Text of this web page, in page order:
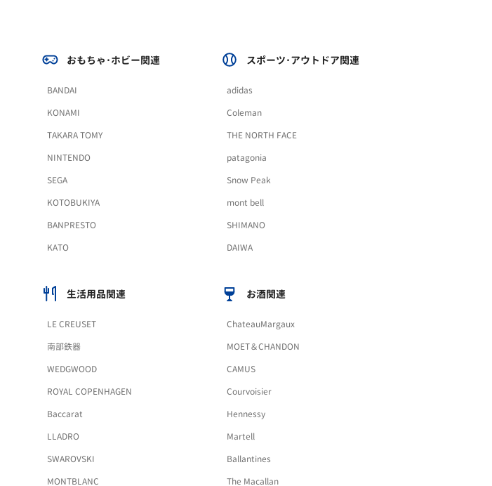
おもちゃ･ホビー関連
BANDAI
KONAMI
TAKARA TOMY
NINTENDO
SEGA
KOTOBUKIYA
BANPRESTO
KATO
スポーツ･アウトドア関連
adidas
Coleman
THE NORTH FACE
patagonia
Snow Peak
mont bell
SHIMANO
DAIWA
生活用品関連
LE CREUSET
南部鉄器
WEDGWOOD
ROYAL COPENHAGEN
Baccarat
LLADRO
SWAROVSKI
MONTBLANC
お酒関連
ChateauMargaux
MOET＆CHANDON
CAMUS
Courvoisier
Hennessy
Martell
Ballantines
The Macallan